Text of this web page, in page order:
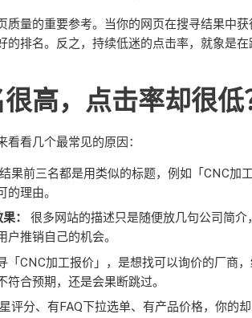
质量的重要参考。当你的网页在搜寻结果中
的排名。反之，持续低迷的点击率，就象是
高，点击率却很低
看几个最常见的原因：
果前三名都是用类似的标题，例如「CNC加
理由。
：
很多网站的描述只是随便放几句公司简
推销自己的机会。
「CNC加工报价」，是想找可以询价的厂商
合预期，还是会果断跳过。
评分、有FAQ下拉选单、有产品价格，你的